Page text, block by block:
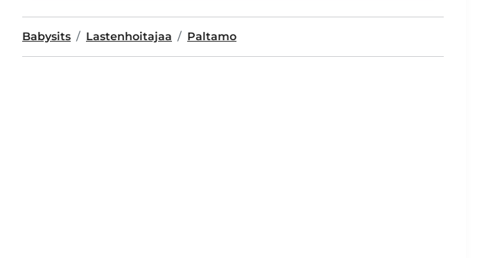
Babysits Lastenhoitajaa Paltamo